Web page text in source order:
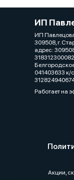
ИП
ИП
309508, г.
адрес:
041403633 к/
Работает на
Акции,